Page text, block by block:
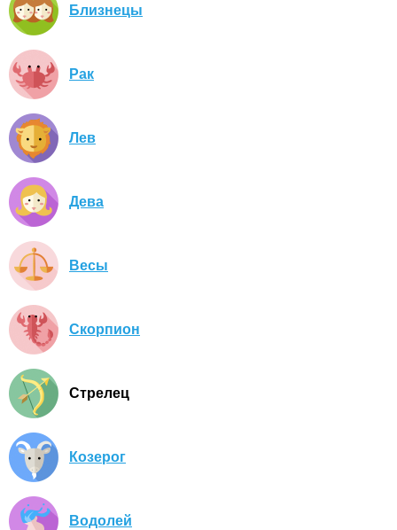
Близнецы
Рак
Лев
Дева
Весы
Скорпион
Стрелец
Козерог
Водолей